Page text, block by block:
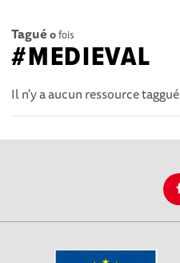
Tagué 0fois
#MEDIEVAL
Il n'y a aucun ressource